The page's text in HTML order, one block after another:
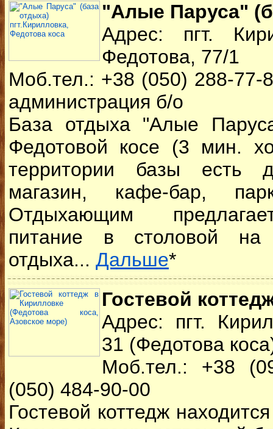
"Алые Паруса"
Адрес: пгт.
Федотова, 77/1
Моб.тел.: +38 (050) 288-77-
администрация б/о
База отдыха "Алые
Федотовой косе (3 мин.
территории базы есть
магазин, кафе-бар,
Отдыхающим
питание в столовой на
отдыха... Дальше*
Гостевой
Адрес: пгт.
31 (Федотова
Моб.тел.: +38
(050) 484-90-00
Гостевой коттедж